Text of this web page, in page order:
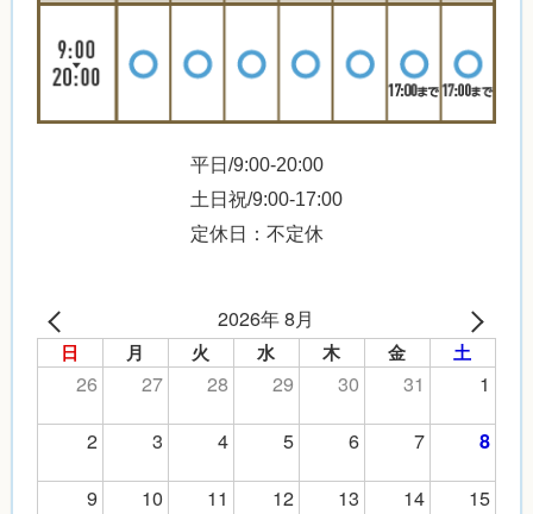
平日/9:00-20:00
土日祝/9:00-17:00
定休日：不定休
2026年 8月
日 月 火 水 木 金 土
26 27 28 29 30 31
1
2
3 4 5 6 7 8
9 10 11 12 13 14
15